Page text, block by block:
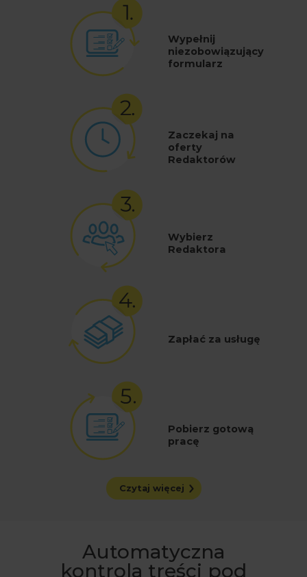
Wypełnij
niezobowiązujący
formularz
Zaczekaj na
oferty
Redaktorów
Wybierz
Redaktora
Zapłać za usługę
Pobierz gotową
pracę
Czytaj więcej
Automatyczna
kontrola treści pod